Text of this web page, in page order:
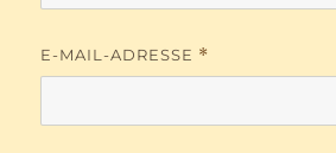
E-MAIL-ADRESSE *